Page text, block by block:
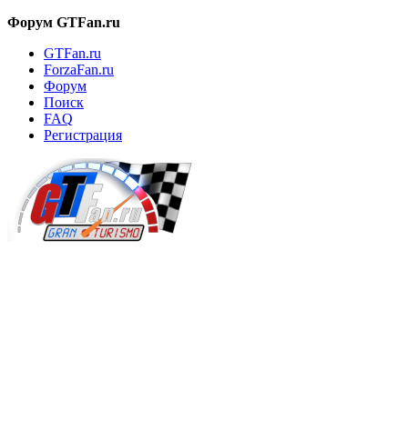
Форум GTFan.ru
GTFan.ru
ForzaFan.ru
Форум
Поиск
FAQ
Регистрация